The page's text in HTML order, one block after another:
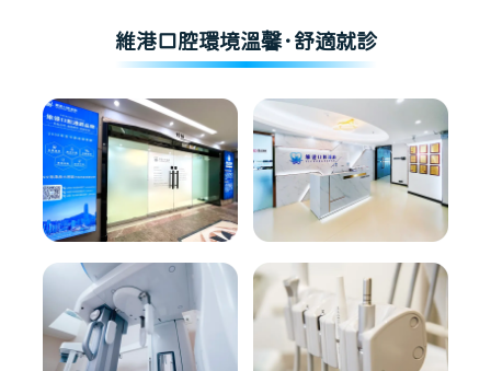
維港口腔環境溫馨·舒適就診